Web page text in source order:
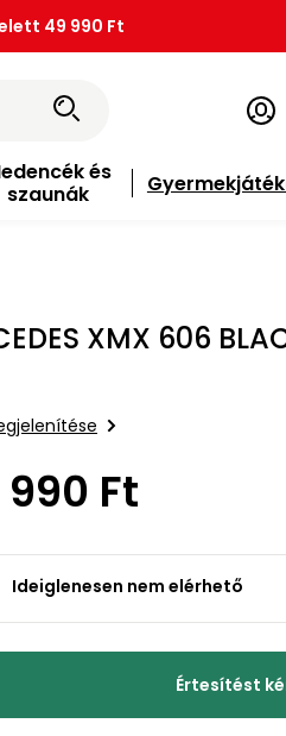
49 990 Ft
és
szaunák
XMX 606
990 Ft
Ideiglenesen nem elérhető
Értesítést